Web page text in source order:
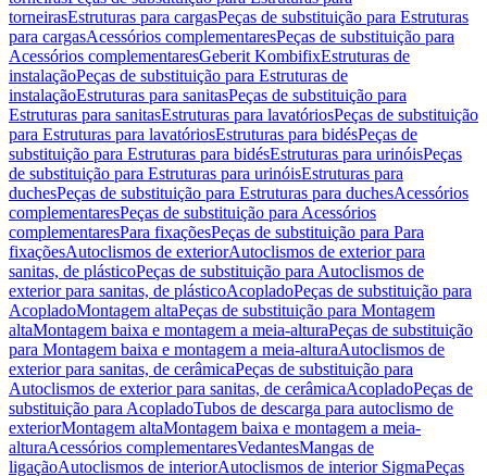
torneirasEstruturas para cargasPeças de substituição para Estruturas
para cargasAcessórios complementaresPeças de substituição para
Acessórios complementaresGeberit KombifixEstruturas de
instalaçãoPeças de substituição para Estruturas de
instalaçãoEstruturas para sanitasPeças de substituição para
Estruturas para sanitasEstruturas para lavatóriosPeças de substituição
para Estruturas para lavatóriosEstruturas para bidésPeças de
substituição para Estruturas para bidésEstruturas para urinóisPeças
de substituição para Estruturas para urinóisEstruturas para
duchesPeças de substituição para Estruturas para duchesAcessórios
complementaresPeças de substituição para Acessórios
complementaresPara fixaçõesPeças de substituição para Para
fixaçõesAutoclismos de exteriorAutoclismos de exterior para
sanitas, de plásticoPeças de substituição para Autoclismos de
exterior para sanitas, de plásticoAcopladoPeças de substituição para
AcopladoMontagem altaPeças de substituição para Montagem
altaMontagem baixa e montagem a meia-alturaPeças de substituição
para Montagem baixa e montagem a meia-alturaAutoclismos de
exterior para sanitas, de cerâmicaPeças de substituição para
Autoclismos de exterior para sanitas, de cerâmicaAcopladoPeças de
substituição para AcopladoTubos de descarga para autoclismo de
exteriorMontagem altaMontagem baixa e montagem a meia-
alturaAcessórios complementaresVedantesMangas de
ligaçãoAutoclismos de interiorAutoclismos de interior SigmaPeças